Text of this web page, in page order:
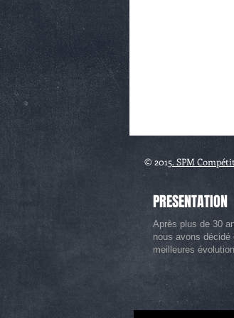
© 2015. SPM
PRESENTATION
Après plus de 30
nous avons décidé
meilleures